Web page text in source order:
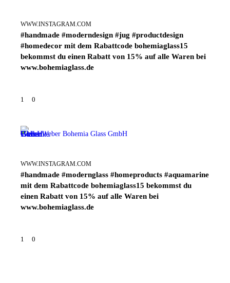
WWW.INSTAGRAM.COM
#handmade #moderndesign #jug #productdesign
#homedecor mit dem Rabattcode bohemiaglass15
bekommst du einen Rabatt von 15% auf alle Waren bei
www.bohemiaglass.de
1 0
Weber Bohemia Glass GmbH
WWW.INSTAGRAM.COM
#handmade #modernglass #homeproducts #aquamarine
mit dem Rabattcode bohemiaglass15 bekommst du
einen Rabatt von 15% auf alle Waren bei
www.bohemiaglass.de
1 0